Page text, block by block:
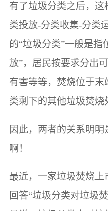
有了垃圾分类之后，这
类投放-分类收集-分类
的“垃圾分类”一般是指
放”，居民按要求分出
有害等等，焚烧位于
类剩下的其他垃圾焚烧
因此，两者的关系明明
啊！
最近，一家垃圾焚烧
回答“垃圾分类对垃圾